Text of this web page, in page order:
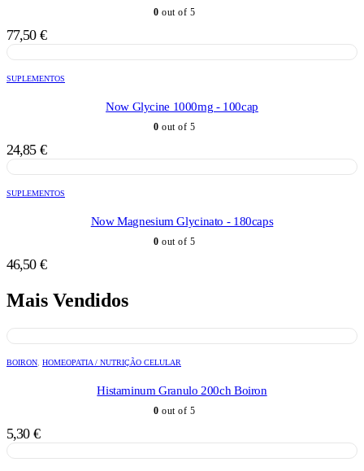
0 out of 5
77,50 €
SUPLEMENTOS
Now Glycine 1000mg - 100cap
0 out of 5
24,85 €
SUPLEMENTOS
Now Magnesium Glycinato - 180caps
0 out of 5
46,50 €
Mais Vendidos
BOIRON HOMEOPATIA / NUTRIÇÃO CELULAR
Histaminum Granulo 200ch Boiron
0 out of 5
5,30 €